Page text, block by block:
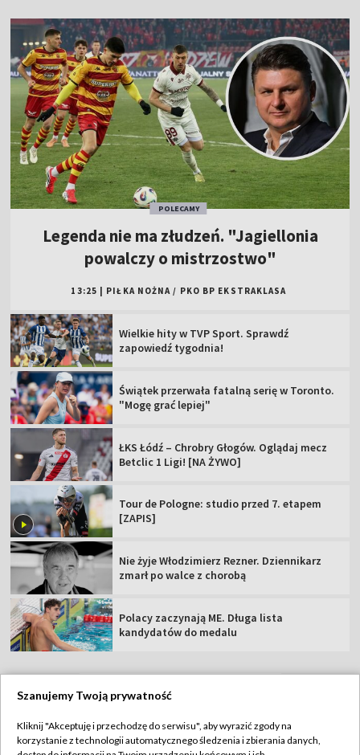
POLECAMY
Legenda nie ma złudzeń. "Jagiellonia
powalczy o mistrzostwo"
13:25 PIŁKA NOŻNA / PKO BP EKSTRAKLASA
Wielkie hity w TVP Sport. Sprawdź
zapowiedź tygodnia!
Świątek przerwała fatalną serię w Toronto.
"Mogę grać lepiej"
ŁKS Łódź – Chrobry Głogów. Oglądaj mecz
Betclic 1 Ligi! [NA ŻYWO]
Tour de Pologne: studio przed 7. etapem
[ZAPIS]
Nie żyje Włodzimierz Rezner. Dziennikarz
zmarł po walce z chorobą
Polacy zaczynają ME. Długa lista
kandydatów do medalu
Abonament TVP
Regulamin TVP
Szanujemy Twoją prywatność
Kliknij "Akceptuję i przechodzę do serwisu", aby wyrazić zgody na
korzystanie z technologii automatycznego śledzenia i zbierania danych,